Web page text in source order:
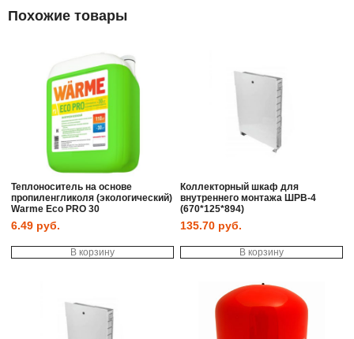
Похожие товары
Теплоноситель на основе
пропиленгликоля (экологический)
Warme Eco PRO 30
6.49 руб.
В корзину
Коллекторный шкаф для
внутреннего монтажа ШРВ-4
(670*125*894)
135.70 руб.
В корзину